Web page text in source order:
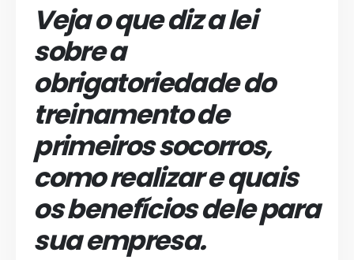
Veja o que diz a lei
sobre a
obrigatoriedade do
treinamento de
primeiros socorros,
como realizar e quais
os benefícios dele para
sua empresa.